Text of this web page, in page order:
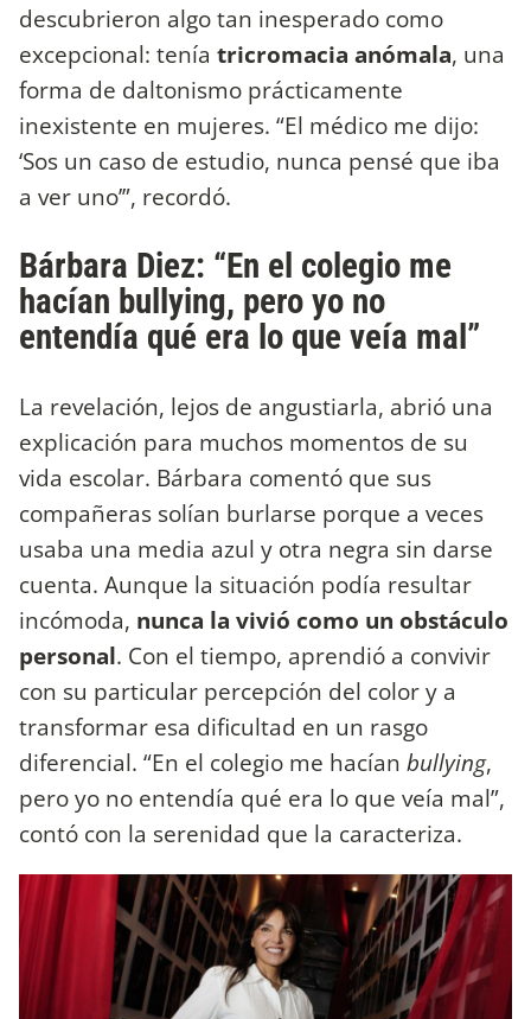
descubrieron algo tan inesperado como
excepcional: tenía tricromacia anómala, una
forma de daltonismo prácticamente
inexistente en mujeres. “El médico me dijo:
‘Sos un caso de estudio, nunca pensé que iba
a ver uno’”, recordó.
Bárbara Diez: “En el colegio me
hacían bullying, pero yo no
entendía qué era lo que veía mal”
La revelación, lejos de angustiarla, abrió una
explicación para muchos momentos de su
vida escolar. Bárbara comentó que sus
compañeras solían burlarse porque a veces
usaba una media azul y otra negra sin darse
cuenta. Aunque la situación podía resultar
incómoda, nunca la vivió como un obstáculo
personal. Con el tiempo, aprendió a convivir
con su particular percepción del color y a
transformar esa dificultad en un rasgo
diferencial. “En el colegio me hacían bullying,
pero yo no entendía qué era lo que veía mal”,
contó con la serenidad que la caracteriza.